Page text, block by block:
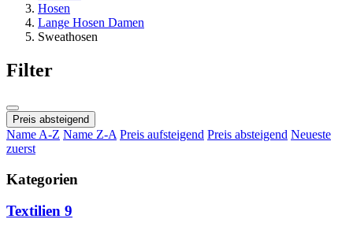
Hosen
Lange Hosen Damen
Sweathosen
Filter
Preis absteigend
Name A-Z Name Z-A Preis aufsteigend Preis absteigend Neueste
zuerst
Kategorien
Textilien 9